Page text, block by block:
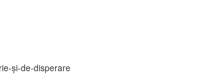
și-de-disperare